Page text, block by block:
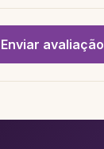
Enviar avaliação